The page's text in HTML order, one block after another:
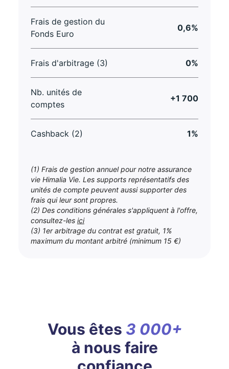
Frais de gestion du
Fonds Euro
0,6%
Frais d'arbitrage (3) 0%
Nb. unités de
comptes
+1 700
Cashback (2) 1%
(1) Frais de gestion annuel pour notre assurance
vie Himalia Vie. Les supports représentatifs des
unités de compte peuvent aussi supporter des
frais qui leur sont propres.
(2) Des conditions générales s'appliquent à l'offre,
consultez-les ici
(3) 1er arbitrage du contrat est gratuit, 1%
maximum du montant arbitré (minimum 15 €)
Vous êtes 3 000+
à nous faire